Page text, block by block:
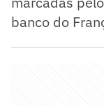
banco do